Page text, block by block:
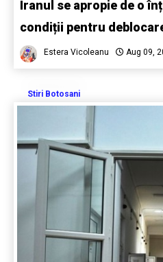
Iranul se apropie de o
condiții pentru
Estera Vicoleanu Aug 09,
Stiri Botosani